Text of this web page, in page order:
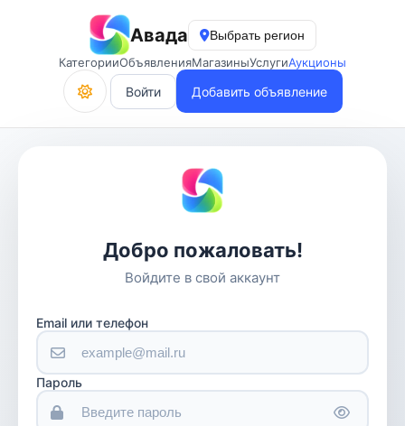
Авада
Выбрать регион
КатегорииОбъявленияМагазиныУслугиАукционы
Войти Добавить объявление
Добро пожаловать!
Войдите в свой аккаунт
Email или телефон
Пароль